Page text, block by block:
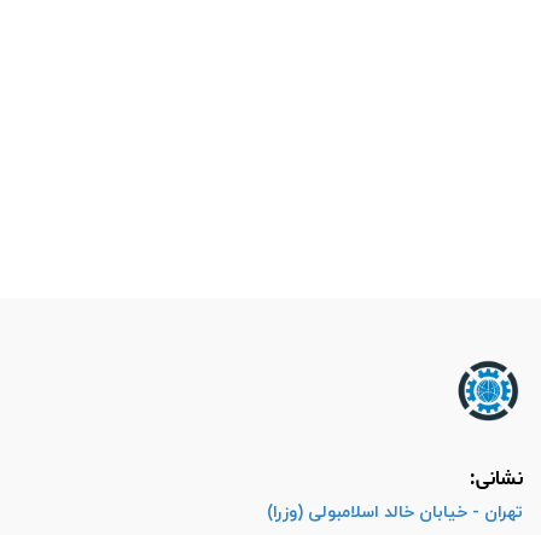
نشانی:
تهران - خیابان خالد اسلامبولی (وزرا)